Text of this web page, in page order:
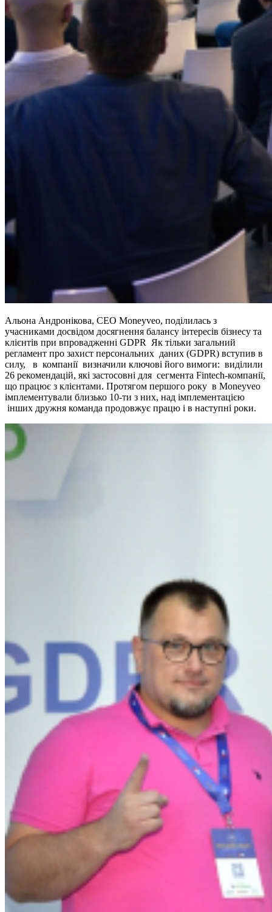
Альона Андронікова, CEO Moneyveo, поділилась з
учасниками досвідом досягнення балансу інтересів бізнесу та
клієнтів при впровадженні GDPR Як тільки загальний
регламент про захист персональних даних (GDPR) вступив в
силу, в компанії визначили ключові його вимоги: виділили
26 рекомендацій, які застосовні для сегмента Fintech-компанії,
що працює з клієнтами. Протягом першого року в Moneyveo
імплементували близько 10-ти з них, над імплементацією
інших дружня команда продовжує працю і в наступні роки.